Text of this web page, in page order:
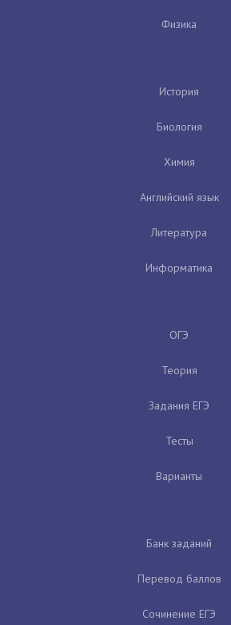
Физика
История
Биология
Химия
Английский язык
Литература
Информатика
ОГЭ
Теория
Задания ЕГЭ
Тесты
Варианты
Банк заданий
Перевод баллов
Сочинение ЕГЭ